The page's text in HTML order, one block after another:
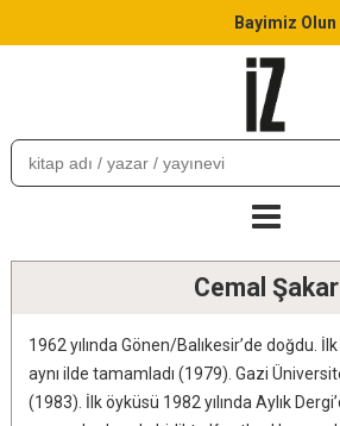
Bayimiz Olun
Cemal Şakar
1962 yılında Gönen/Balıkesir’de doğdu.
aynı ilde tamamladı (1979). Gazi
(1983). İlk öyküsü 1982 yılında Aylık